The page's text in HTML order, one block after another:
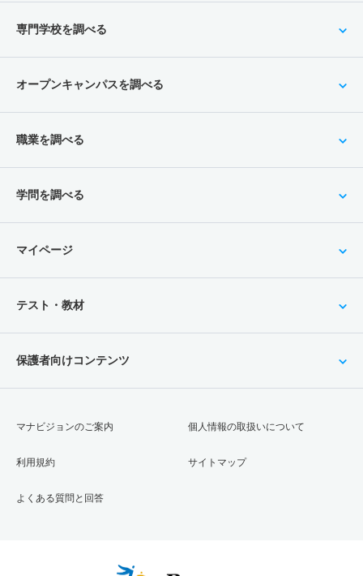
専門学校を調べる
オープンキャンパスを調べる
職業を調べる
学問を調べる
マイページ
テスト・教材
保護者向けコンテンツ
マナビジョンのご案内
利用規約
よくある質問と回答
個人情報の取扱いについて
サイトマップ